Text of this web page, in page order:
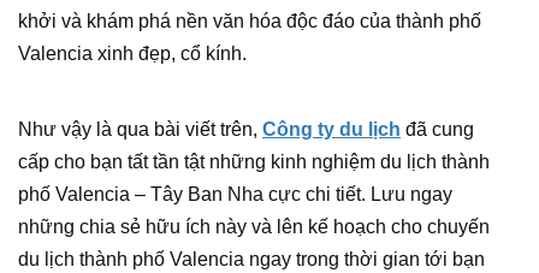
khởi và khám phá nền văn hóa độc đáo của thành phố
Valencia xinh đẹp, cổ kính.
Như vậy là qua bài viết trên, Công ty du lịch đã cung
cấp cho bạn tất tần tật những kinh nghiệm du lịch thành
phố Valencia – Tây Ban Nha cực chi tiết. Lưu ngay
những chia sẻ hữu ích này và lên kế hoạch cho chuyến
du lịch thành phố Valencia ngay trong thời gian tới bạn